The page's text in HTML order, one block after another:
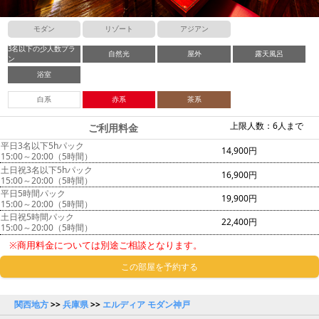
モダン リゾート アジアン
3名以下の少人数プラ
ン
自然光 屋外 露天風呂
浴室
白系 赤系 茶系
上限人数：6人まで
ご利用料金
平日3名以下5hパック
15:00～20:00（5時間）
14,900円
土日祝3名以下5hパック
15:00～20:00（5時間）
16,900円
平日5時間パック
15:00～20:00（5時間）
19,900円
土日祝5時間パック
15:00～20:00（5時間）
22,400円
※商用料金については別途ご相談となります。
この部屋を予約する
関西地方>>兵庫県>> エルディア モダン神戸